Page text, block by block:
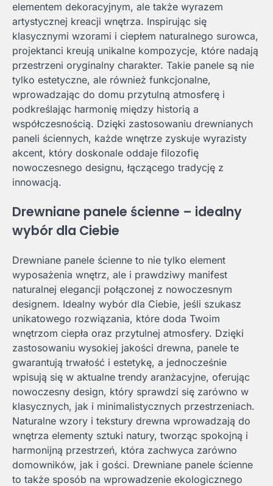
elementem dekoracyjnym, ale także wyrazem
artystycznej kreacji wnętrza. Inspirując się
klasycznymi wzorami i ciepłem naturalnego surowca,
projektanci kreują unikalne kompozycje, które nadają
przestrzeni oryginalny charakter. Takie panele są nie
tylko estetyczne, ale również funkcjonalne,
wprowadzając do domu przytulną atmosferę i
podkreślając harmonię między historią a
współczesnością. Dzięki zastosowaniu drewnianych
paneli ściennych, każde wnętrze zyskuje wyrazisty
akcent, który doskonale oddaje filozofię
nowoczesnego designu, łączącego tradycję z
innowacją.
Drewniane panele ścienne – idealny
wybór dla Ciebie
Drewniane panele ścienne to nie tylko element
wyposażenia wnętrz, ale i prawdziwy manifest
naturalnej elegancji połączonej z nowoczesnym
designem. Idealny wybór dla Ciebie, jeśli szukasz
unikatowego rozwiązania, które doda Twoim
wnętrzom ciepła oraz przytulnej atmosfery. Dzięki
zastosowaniu wysokiej jakości drewna, panele te
gwarantują trwałość i estetykę, a jednocześnie
wpisują się w aktualne trendy aranżacyjne, oferując
nowoczesny design, który sprawdzi się zarówno w
klasycznych, jak i minimalistycznych przestrzeniach.
Naturalne wzory i tekstury drewna wprowadzają do
wnętrza elementy sztuki natury, tworząc spokojną i
harmonijną przestrzeń, która zachwyca zarówno
domowników, jak i gości. Drewniane panele ścienne
to także sposób na wprowadzenie ekologicznego